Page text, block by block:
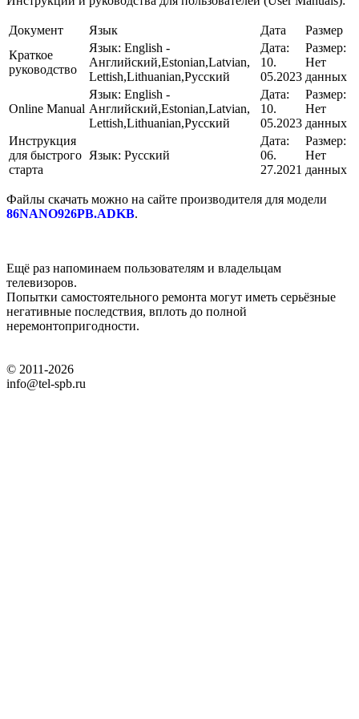
Документ Язык Дата
Размер
Краткое
руководство
Язык: English -
Английский,Estonian,Latvian,
Lettish,Lithuanian,Русский
Дата:
10.
05.2023
Размер:
Нет
данных
Online Manual
Язык: English -
Английский,Estonian,Latvian,
Lettish,Lithuanian,Русский
Дата:
10.
05.2023
Размер:
Нет
данных
Инструкция
для быстрого
старта
Язык: Русский
Дата:
06.
27.2021
Размер:
Нет
данных
Файлы скачать можно на сайте производителя для модели
86NANO926PB.ADKB.
Ещё раз напоминаем пользователям и владельцам
телевизоров.
Попытки самостоятельного ремонта могут иметь серьёзные
негативные последствия, вплоть до полной
неремонтопригодности.
© 2011-2026
info@tel-spb.ru